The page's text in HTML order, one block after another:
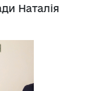
Наталія